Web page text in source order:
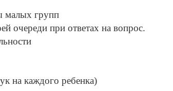
малых групп
очереди при ответах на вопрос.
на каждого ребенка)